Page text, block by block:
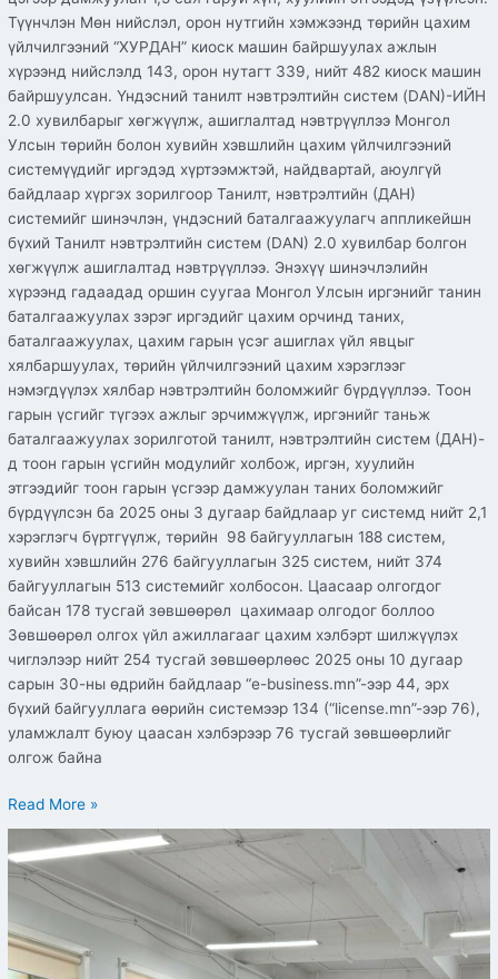
Түүнчлэн Мөн нийслэл, орон нутгийн хэмжээнд төрийн цахим
үйлчилгээний “ХУРДАН” киоск машин байршуулах ажлын
хүрээнд нийслэлд 143, орон нутагт 339, нийт 482 киоск машин
байршуулсан. Үндэсний танилт нэвтрэлтийн систем (DAN)-ИЙН
2.0 хувилбарыг хөгжүүлж, ашиглалтад нэвтрүүллээ Монгол
Улсын төрийн болон хувийн хэвшлийн цахим үйлчилгээний
системүүдийг иргэдэд хүртээмжтэй, найдвартай, аюулгүй
байдлаар хүргэх зорилгоор Танилт, нэвтрэлтийн (ДАН)
системийг шинэчлэн, үндэсний баталгаажуулагч аппликейшн
бүхий Танилт нэвтрэлтийн систем (DAN) 2.0 хувилбар болгон
хөгжүүлж ашиглалтад нэвтрүүллээ. Энэхүү шинэчлэлийн
хүрээнд гадаадад оршин суугаа Монгол Улсын иргэнийг танин
баталгаажуулах зэрэг иргэдийг цахим орчинд таних,
баталгаажуулах, цахим гарын үсэг ашиглах үйл явцыг
хялбаршуулах, төрийн үйлчилгээний цахим хэрэглээг
нэмэгдүүлэх хялбар нэвтрэлтийн боломжийг бүрдүүллээ. Тоон
гарын үсгийг түгээх ажлыг эрчимжүүлж, иргэнийг таньж
баталгаажуулах зорилготой танилт, нэвтрэлтийн систем (ДАН)-
д тоон гарын үсгийн модулийг холбож, иргэн, хуулийн
этгээдийг тоон гарын үсгээр дамжуулан таних боломжийг
бүрдүүлсэн ба 2025 оны 3 дугаар байдлаар уг системд нийт 2,1
хэрэглэгч бүртгүүлж, төрийн 98 байгууллагын 188 систем,
хувийн хэвшлийн 276 байгууллагын 325 систем, нийт 374
байгууллагын 513 системийг холбосон. Цаасаар олгогдог
байсан 178 тусгай зөвшөөрөл цахимаар олгодог боллоо
Зөвшөөрөл олгох үйл ажиллагааг цахим хэлбэрт шилжүүлэх
чиглэлээр нийт 254 тусгай зөвшөөрлөөс 2025 оны 10 дугаар
сарын 30-ны өдрийн байдлаар “e-business.mn”-ээр 44, эрх
бүхий байгууллага өөрийн системээр 134 (“license.mn”-ээр 76),
уламжлалт буюу цаасан хэлбэрээр 76 тусгай зөвшөөрлийг
олгож байна
Read More »
ЦХИХХЯ
“Төрийн
байгууллагын
албан
хэрэг